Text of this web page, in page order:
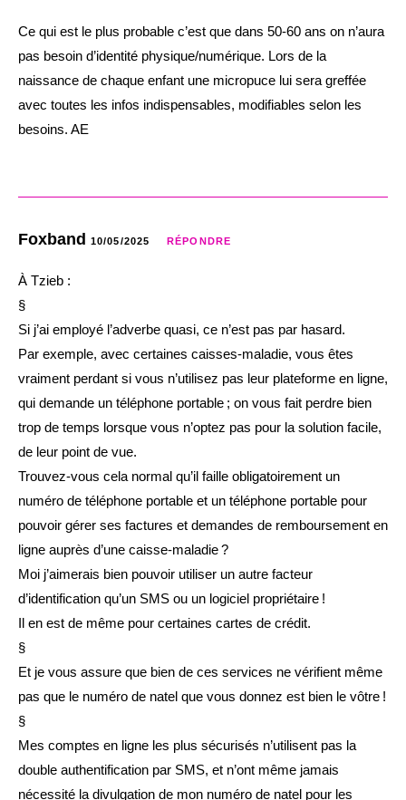
Ce qui est le plus probable c’est que dans 50-60 ans on n’aura
pas besoin d’identité physique/numérique. Lors de la
naissance de chaque enfant une micropuce lui sera greffée
avec toutes les infos indispensables, modifiables selon les
besoins. AE
Foxband 10/05/2025 RÉPONDRE
À Tzieb :
§
Si j’ai employé l’adverbe quasi, ce n’est pas par hasard.
Par exemple, avec certaines caisses-maladie, vous êtes
vraiment perdant si vous n’utilisez pas leur plateforme en ligne,
qui demande un téléphone portable ; on vous fait perdre bien
trop de temps lorsque vous n’optez pas pour la solution facile,
de leur point de vue.
Trouvez-vous cela normal qu’il faille obligatoirement un
numéro de téléphone portable et un téléphone portable pour
pouvoir gérer ses factures et demandes de remboursement en
ligne auprès d’une caisse-maladie ?
Moi j’aimerais bien pouvoir utiliser un autre facteur
d’identification qu’un SMS ou un logiciel propriétaire !
Il en est de même pour certaines cartes de crédit.
§
Et je vous assure que bien de ces services ne vérifient même
pas que le numéro de natel que vous donnez est bien le vôtre !
§
Mes comptes en ligne les plus sécurisés n’utilisent pas la
double authentification par SMS, et n’ont même jamais
nécessité la divulgation de mon numéro de natel pour les